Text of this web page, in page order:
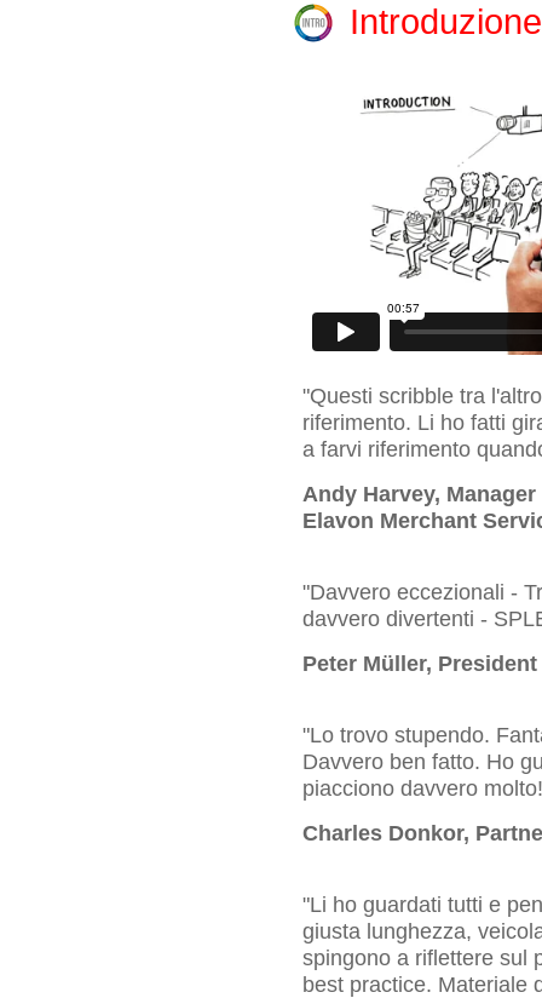
Introduzione
"Questi scribble tra
riferimento. Li ho fatti
a farvi riferimento
Andy Harvey,
Elavon Merchant
"Davvero eccezionali -
davvero divertenti -
Peter Müller,
"Lo trovo stupendo.
Davvero ben fatto. Ho
piacciono davvero
Charles Donkor,
"Li ho guardati tutti e
giusta lunghezza,
spingono a riflettere sul
best practice. Materiale